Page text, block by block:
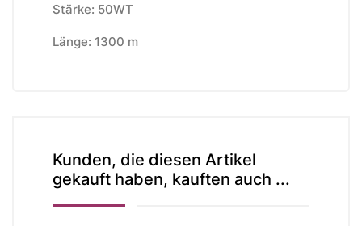
Stärke: 50WT
Länge: 1300 m
Kunden, die diesen Artikel
gekauft haben, kauften auch ...